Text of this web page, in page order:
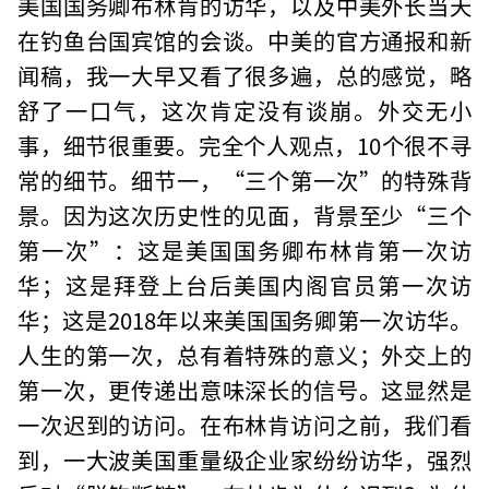
在钓鱼台国宾馆的会谈。中美的官方通报和新
闻稿，我一大早又看了很多遍，总的感觉，略
舒了一口气，这次肯定没有谈崩。外交无小
事，细节很重要。完全个人观点，10个很不寻
常的细节。细节一，“三个第一次”的特殊背
景。因为这次历史性的见面，背景至少“三个
第一次”：这是美国国务卿布林肯第一次访
华；这是拜登上台后美国内阁官员第一次访
华；这是2018年以来美国国务卿第一次访华。
人生的第一次，总有着特殊的意义；外交上的
第一次，更传递出意味深长的信号。这显然是
一次迟到的访问。在布林肯访问之前，我们看
到，一大波美国重量级企业家纷纷访华，强烈